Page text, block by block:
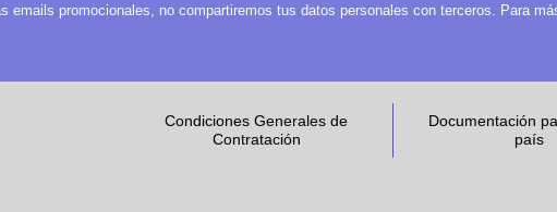
emails promocionales, no compartiremos tus datos personales con terceros. Para
Condiciones Generales de
Contratación
Documentación
país